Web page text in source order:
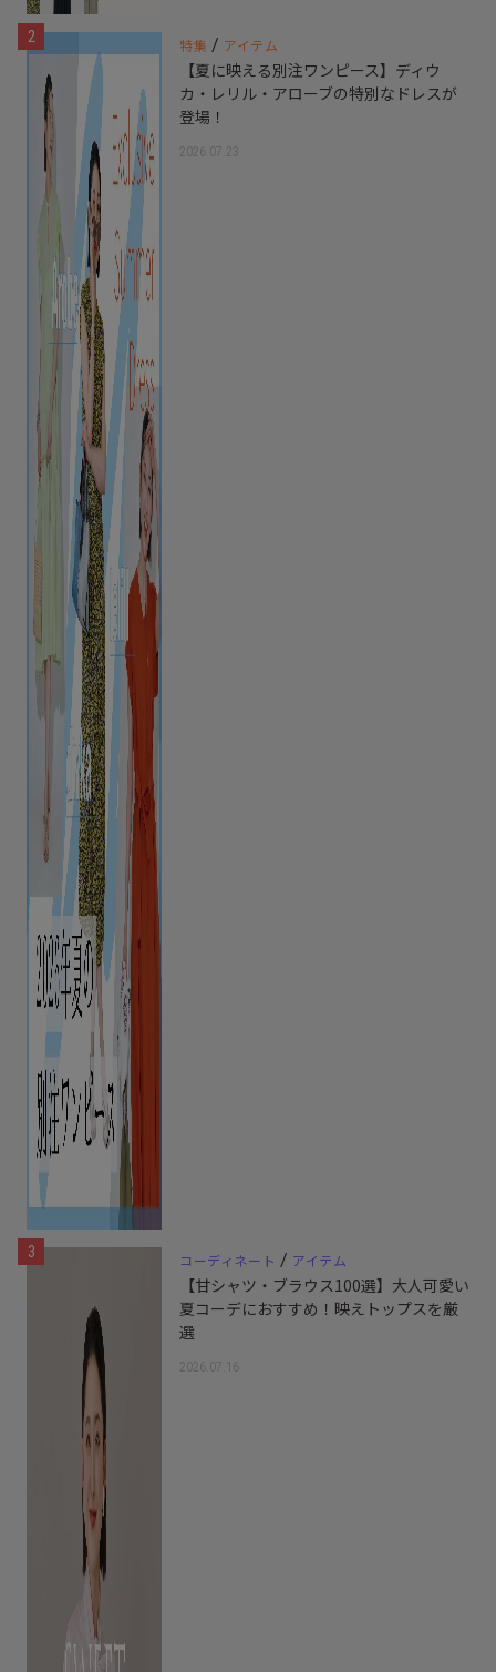
2 特集 / アイテム
【夏に映える別注ワンピース】ディウ
カ・レリル・アローブの特別なドレスが
登場！
2026.07.23
3 コーディネート / アイテム
【甘シャツ・ブラウス100選】大人可愛い
夏コーデにおすすめ！映えトップスを厳
選
2026.07.16